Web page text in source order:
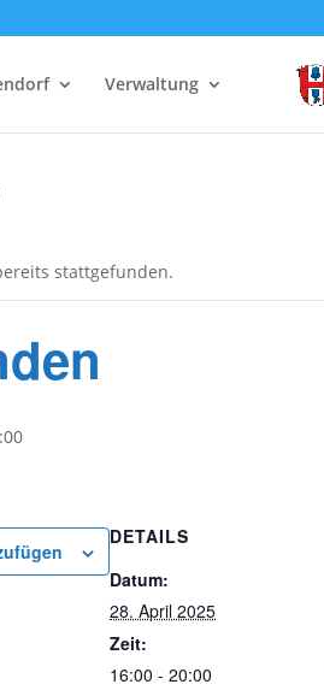
Verwaltung
stattgefunden.
DETAILS
Datum:
28. April 2025
Zeit:
16:00 - 20:00